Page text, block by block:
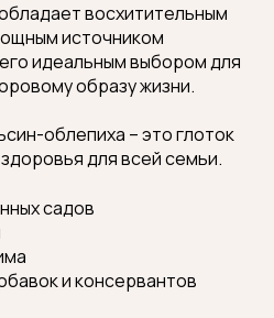
восхитительным
источником
идеальным выбором для
образу жизни.
облепиха – это глоток
для всей семьи.
садов
и консервантов